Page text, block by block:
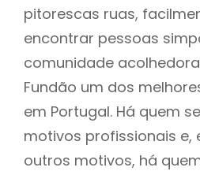
pitorescas ruas,
encontrar pessoas
comunidade
Fundão um dos
em Portugal. Há quem
motivos profissionais e,
outros motivos, há